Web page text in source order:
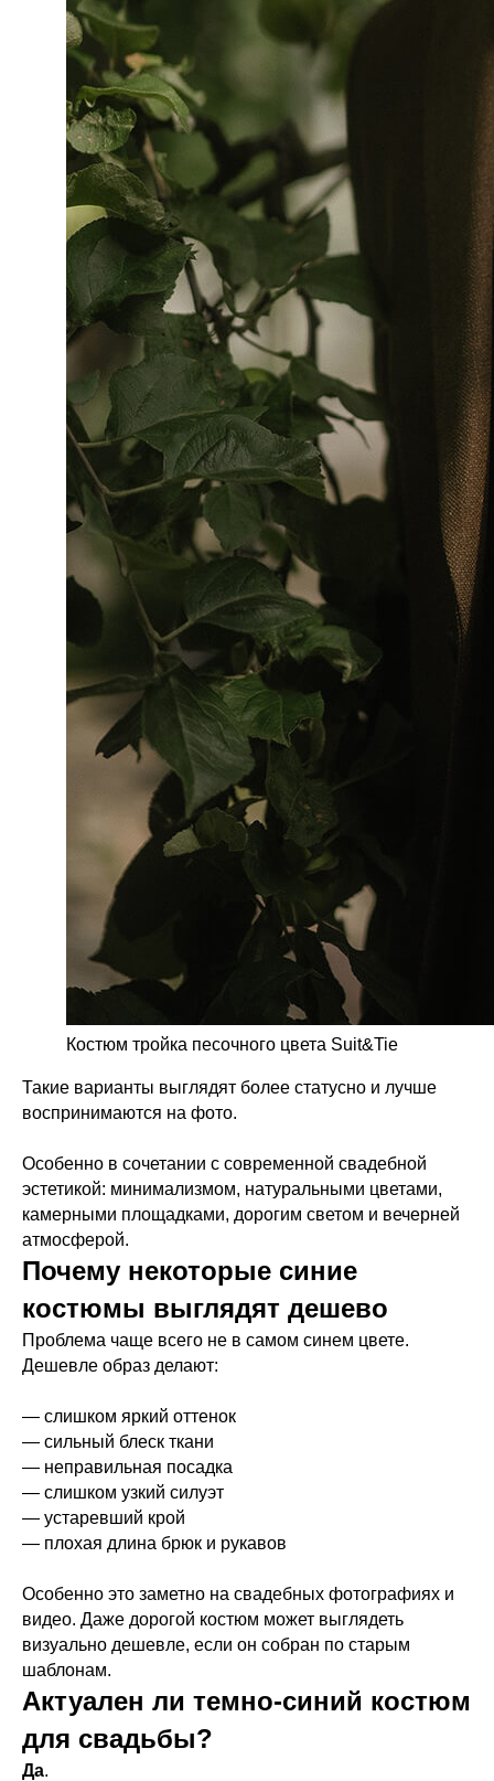
Костюм тройка песочного цвета Suit&Tie
Такие варианты выглядят более статусно и лучше
воспринимаются на фото.
Особенно в сочетании с современной свадебной
эстетикой: минимализмом, натуральными цветами,
камерными площадками, дорогим светом и вечерней
атмосферой.
Почему некоторые синие
костюмы выглядят дешево
Проблема чаще всего не в самом синем цвете.
Дешевле образ делают:
— слишком яркий оттенок
— сильный блеск ткани
— неправильная посадка
— слишком узкий силуэт
— устаревший крой
— плохая длина брюк и рукавов
Особенно это заметно на свадебных фотографиях и
видео. Даже дорогой костюм может выглядеть
визуально дешевле, если он собран по старым
шаблонам.
Актуален ли темно-синий костюм
для свадьбы?
Да.